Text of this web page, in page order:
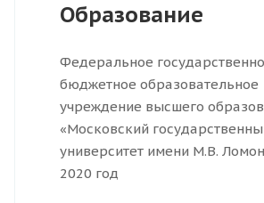
Образование
Федеральное
бюджетное образовательное
учреждение высшего
«Московский
университет имени М.В.
2020 год